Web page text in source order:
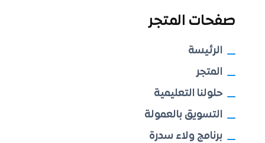
صفحات المتجر
الرئيسة
المتجر
حلولنا التعليمية
التسويق بالعمولة
برنامج ولاء سدرة